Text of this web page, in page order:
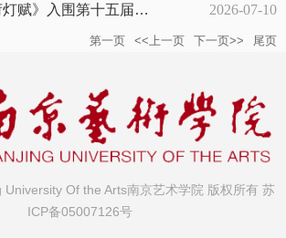
南艺舞蹈作品《荷灯赋》入围第十五届中国舞蹈荷花奖古典舞终评
2026-07-10
第一页 <<上一页 下一页>> 尾页
Of the Arts南京艺术学院 版权所有 苏
ICP备05007126号